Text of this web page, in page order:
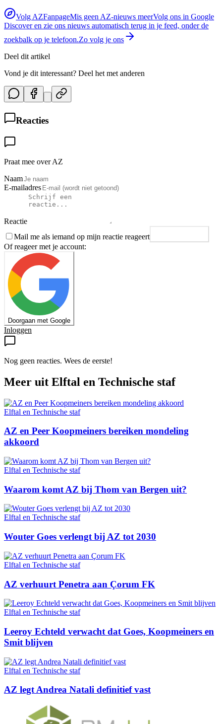
Volg AZFanpageMis geen AZ-nieuws meerVolg ons in Google
Discover en zie ons nieuws automatisch terug in je feed, onder de
zoekbalk op je telefoon.Zo volg je ons
Deel dit artikel
Vond je dit interessant? Deel het met anderen
Reacties
Praat mee over AZ
Naam
E-mailadres
Reactie
Mail me als iemand op mijn reactie reageert
Of reageer met je account:
Doorgaan met Google
Inloggen
Nog geen reacties. Wees de eerste!
Meer uit Elftal en Technische staf
Elftal en Technische staf
AZ en Peer Koopmeiners bereiken mondeling
akkoord
Elftal en Technische staf
Waarom komt AZ bij Thom van Bergen uit?
Elftal en Technische staf
Wouter Goes verlengt bij AZ tot 2030
Elftal en Technische staf
AZ verhuurt Penetra aan Çorum FK
Elftal en Technische staf
Leeroy Echteld verwacht dat Goes, Koopmeiners en
Smit blijven
Elftal en Technische staf
AZ legt Andrea Natali definitief vast